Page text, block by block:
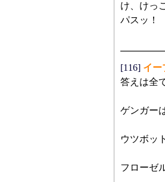
け、けっ
パスッ！
[116] イー
答えは全
ゲンガー
ウツボッ
フローゼ